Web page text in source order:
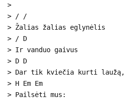
>
> / /
> Žalias žalias eglynėlis
> / D
> Ir vanduo gaivus
> D D
> Dar tik kviečia kurti laužą,
> H Em Em
> Pailsėti mus: